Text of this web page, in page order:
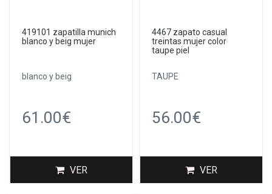
419101 zapatilla munich
blanco y beig mujer
blanco y beig
61.00€
VER
4467 zapato casual
treintas mujer color
taupe piel
TAUPE
56.00€
VER